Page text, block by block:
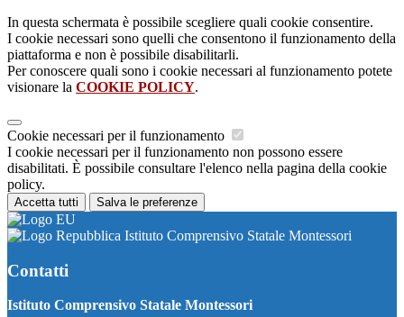
In questa schermata è possibile scegliere quali cookie consentire.
I cookie necessari sono quelli che consentono il funzionamento della
piattaforma e non è possibile disabilitarli.
Per conoscere quali sono i cookie necessari al funzionamento potete
visionare la COOKIE POLICY.
Cookie necessari per il funzionamento
I cookie necessari per il funzionamento non possono essere
disabilitati. È possibile consultare l'elenco nella pagina della cookie
policy.
Accetta tutti Salva le preferenze
Istituto Comprensivo Statale Montessori
Contatti
Istituto Comprensivo Statale Montessori